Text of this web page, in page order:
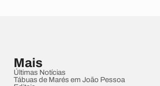
Mais
Últimas Notícias
Tábuas de Marés em João Pessoa